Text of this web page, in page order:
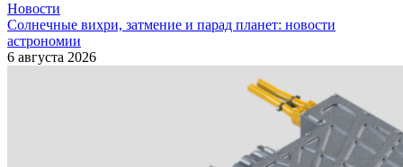
Новости
Солнечные вихри, затмение и парад планет: новости
астрономии
6 августа 2026